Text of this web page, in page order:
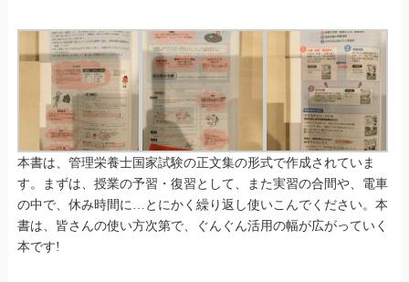
本書は、管理栄養士国家試験の正文集の形式で作成されていま
す。まずは、授業の予習・復習として、また実習の合間や、電車
の中で、休み時間に…とにかく繰り返し使いこんでください。本
書は、皆さんの使い方次第で、ぐんぐん活用の幅が広がっていく
本です!